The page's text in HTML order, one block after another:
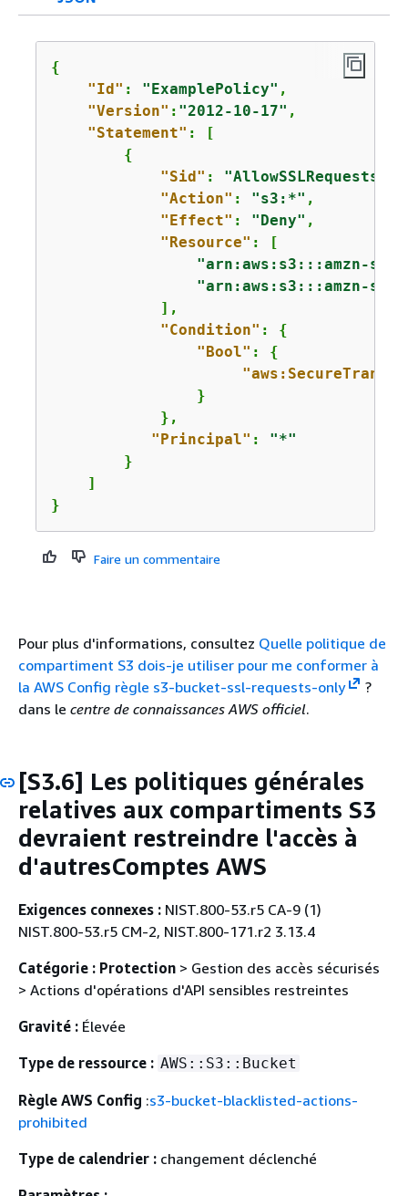
{
"Id" : "ExamplePolicy" ,
"Version" : "2012-10-17" ,
"Statement" : [
{
"Sid" :
"Action" : "s3:*" ,
"Effect" : "Deny" ,
"Resource" : [
"arn:aws:s3:::amzn-s3-
"arn:aws:s3:::amzn-s3-
            ],
"Condition" : {
"Bool" : {
                }
            },
"Principal" : "*"
        }
    ]
}
Faire un commentaire
Pour plus d'informations, consultez Quelle politique de
compartiment S3 dois-je utiliser pour me conformer à
la AWS Config règle s3-bucket-ssl-requests-only
?
dans le centre de connaissances AWS officiel.
[S3.6] Les politiques générales
relatives aux compartiments S3
devraient restreindre l'accès à
d'autresComptes AWS
Exigences connexes : NIST.800-53.r5 CA-9 (1)
NIST.800-53.r5 CM-2, NIST.800-171.r2 3.13.4
Catégorie : Protection > Gestion des accès sécurisés
> Actions d'opérations d'API sensibles restreintes
Gravité : Élevée
Type de ressource : AWS::S3::Bucket
Règle AWS Config :s3-bucket-blacklisted-actions-
prohibited
Type de calendrier : changement déclenché